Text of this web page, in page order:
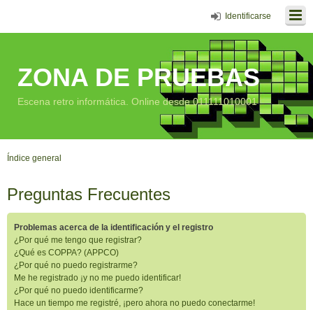
Identificarse
ZONA DE PRUEBAS
Escena retro informática. Online desde 011111010001
Índice general
Preguntas Frecuentes
Problemas acerca de la identificación y el registro
¿Por qué me tengo que registrar?
¿Qué es COPPA? (APPCO)
¿Por qué no puedo registrarme?
Me he registrado ¡y no me puedo identificar!
¿Por qué no puedo identificarme?
Hace un tiempo me registré, ¡pero ahora no puedo conectarme!